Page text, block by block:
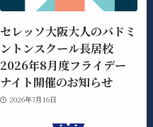
セレッソ大阪大人のバドミ
ントンスクール長居校
2026年8月度フライデー
ナイト開催のお知らせ
2026年7月16日